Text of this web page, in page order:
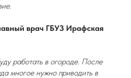
врач ГБУЗ Ирафская
работать в огороде. После
многое нужно приводить в